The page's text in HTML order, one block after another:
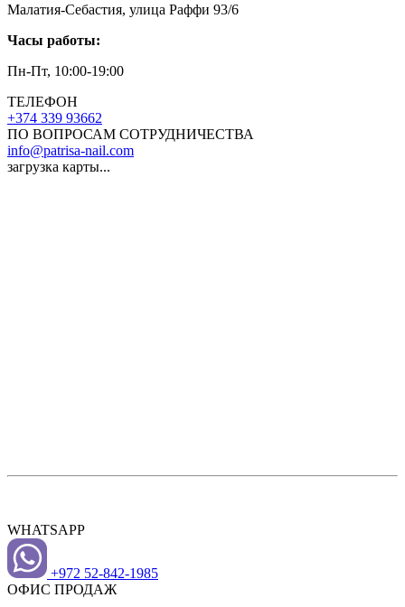
Малатия-Себастия, улица Раффи 93/6
Часы работы:
Пн-Пт, 10:00-19:00
ТЕЛЕФОН
+374 339 93662
ПО ВОПРОСАМ СОТРУДНИЧЕСТВА
info@patrisa-nail.com
загрузка карты...
WHATSAPP
+972 52-842-1985
ОФИС ПРОДАЖ